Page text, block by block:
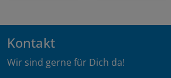
Kontakt
Wir sind gerne für Dich da!